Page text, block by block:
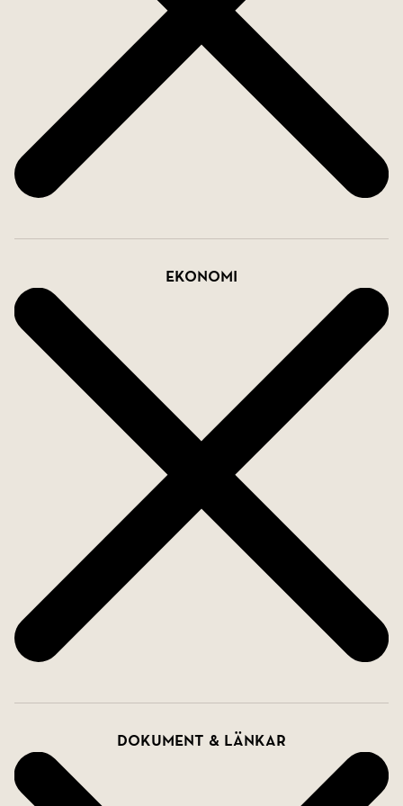
grönska, Eleda Stadion, Malmö Idrottsgymnasium
(MIG), Malmö Idrottsgrundskola samt Skånes
Universitetssjukhus (MAS/SUS). Föreningen
erbjuder dessutom en grönskande och välskött
innergård som blir en naturlig förlängning av
bostaden under årets varmare månader ? en
uppskattad plats för avkoppling och sociala
stunder.
övernattningslägenhet är läget svårslaget.
Kollektivtrafik finns inom cirka 200 meter och
parkeringsplats kan hyras i direkt anslutning till
fastigheten för endast 350 kr/månad. Med kort
avstånd till Triangeln, citykärnan och
Ribersborgsstranden erbjuds här ett boende som
kombinerar lugnet i Dammfri med stadens hela
Varmt välkommen på visning av Bobergsängen
Ekonomi
Dokument & länkar